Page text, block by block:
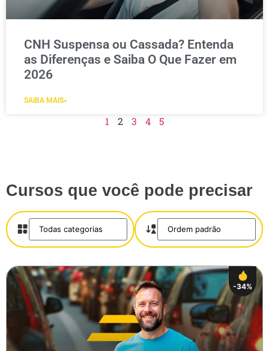
CNH Suspensa ou Cassada? Entenda
as Diferenças e Saiba O Que Fazer em
2026
SAIBA MAIS»
1 2 3 4 5
Cursos que você pode precisar
-34%